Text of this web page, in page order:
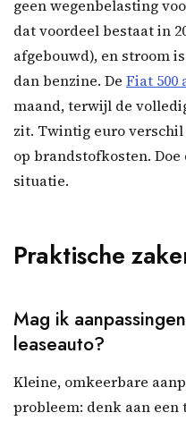
geen wegenbelasting
dat voordeel bestaat in
afgebouwd), en stroom
dan benzine. De Fiat 500
maand, terwijl de
zit. Twintig euro
op brandstofkosten.
situatie.
Praktische
Mag ik
leaseauto?
Kleine, omkeerbare
probleem: denk aan